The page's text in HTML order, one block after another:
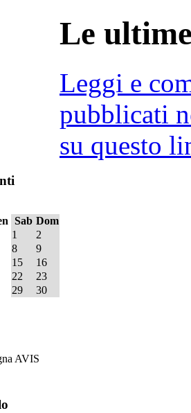
Le
Leggi e
pubblicati
su questo
Sab Dom
1
2
8
9
15
16
22
23
29
30
AVIS